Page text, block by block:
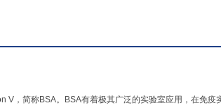
，简称BSA。BSA有着极其广泛的实验室应用，在免疫